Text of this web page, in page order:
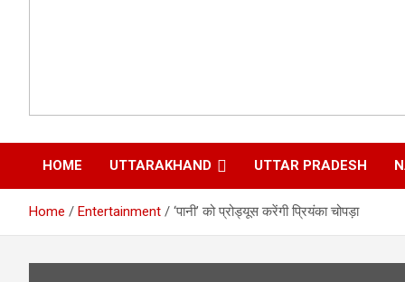
HOME UTTARAKHAND UTTAR PRADESH
Home Entertainment ‘पानी’ को प्रोड्यूस करेंगी प्रियंका चोपड़ा